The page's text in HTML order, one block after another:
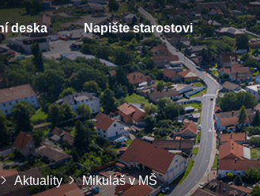
deska Napište starostovi
Aktuality Mikuláš v MŠ